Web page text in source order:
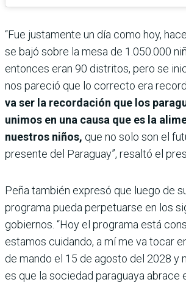
“Fue justamente un día como hoy,
se bajó sobre la mesa de 1.050.000
entonces eran 90 distritos, pero se
nos pareció que lo correcto era
va ser la recordación que los
unimos en una causa que es la
nuestros niños, que no solo son el
presente del Paraguay”, resaltó el
Peña también expresó que luego de
programa pueda perpetuarse en los
gobiernos. “Hoy el programa está
estamos cuidando, a mí me va tocar
de mando el 15 de agosto del 2028 y
es que la sociedad paraguaya abrace